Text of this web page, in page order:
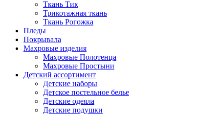
Ткань Тик
Трикотажная ткань
Ткань Рогожка
Пледы
Покрывала
Махровые изделия
Махровые Полотенца
Махровые Простыни
Детский ассортимент
Детские наборы
Детское постельное белье
Детские одеяла
Детские подушки